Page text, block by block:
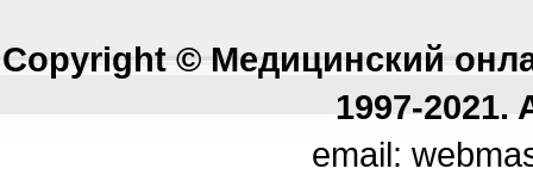
Copyright © Медицинский
1997-2021.
email: